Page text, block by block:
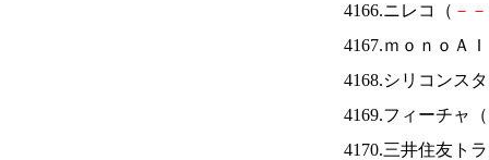
4166.ニレコ（ － －
4167.ｍｏｎｏＡ
4168.シリコンス
4169.フィーチャ（
4170.三井住友ト